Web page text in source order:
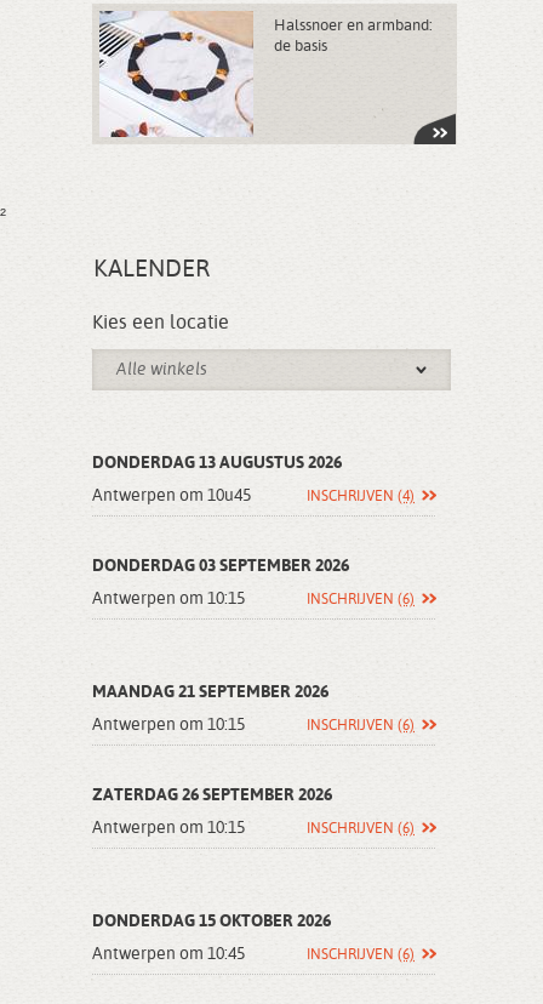
Halssnoer en armband:
de basis
²
KALENDER
Kies een locatie
Alle winkels
DONDERDAG 13 AUGUSTUS 2026
Antwerpen om 10u45
INSCHRIJVEN (4)
DONDERDAG 03 SEPTEMBER 2026
Antwerpen om 10:15
INSCHRIJVEN (6)
MAANDAG 21 SEPTEMBER 2026
Antwerpen om 10:15
INSCHRIJVEN (6)
ZATERDAG 26 SEPTEMBER 2026
Antwerpen om 10:15
INSCHRIJVEN (6)
DONDERDAG 15 OKTOBER 2026
Antwerpen om 10:45
INSCHRIJVEN (6)